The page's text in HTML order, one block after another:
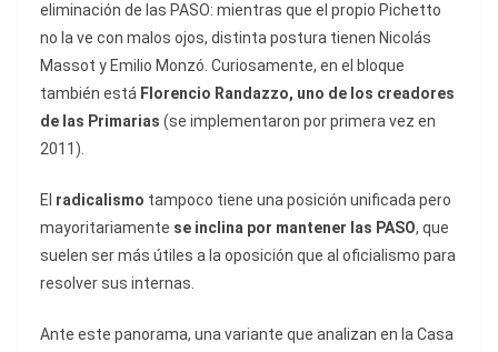
eliminación de las PASO: mientras que el propio Pichetto
no la ve con malos ojos, distinta postura tienen Nicolás
Massot y Emilio Monzó. Curiosamente, en el bloque
también está Florencio Randazzo, uno de los creadores
de las Primarias (se implementaron por primera vez en
2011).
El radicalismo tampoco tiene una posición unificada pero
mayoritariamente se inclina por mantener las PASO, que
suelen ser más útiles a la oposición que al oficialismo para
resolver sus internas.
Ante este panorama, una variante que analizan en la Casa